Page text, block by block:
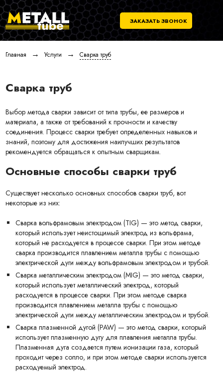
ЗАКАЗАТЬ ЗВОНОК
Главная → Услуги → Сварка труб
Сварка труб
Выбор метода сварки зависит от типа трубы, ее размеров и
материала, а также от требований к прочности и качеству
соединения. Процесс сварки требует определенных навыков и
знаний, поэтому для достижения наилучших результатов
рекомендуется обращаться к опытным сварщикам.
Основные способы сварки труб
Существует несколько основных способов сварки труб, вот
некоторые из них:
Сварка вольфрамовым электродом (TIG) — это метод сварки,
который использует неистощимый электрод из вольфрама,
который не расходуется в процессе сварки. При этом методе
сварка производится плавлением металла трубы с помощью
электрической дуги между вольфрамовым электродом и трубой.
Сварка металлическим электродом (MIG) — это метод сварки,
который использует металлический электрод, который
расходуется в процессе сварки. При этом методе сварка
производится плавлением металла трубы с помощью
электрической дуги между металлическим электродом и трубой.
Сварка плазменной дугой (PAW) — это метод сварки, который
использует плазменную дугу для плавления металла трубы.
Плазменная дуга создается путем ионизации газа, который
проходит через сопло, и при этом методе сварки используется
расходуемый электрод.